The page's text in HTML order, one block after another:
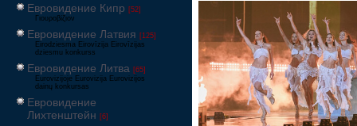
Евровидение Кипр [52]
Γιουροβίζιον
Евровидение Латвия [125]
Eirodziesma Eirovīzija Eirovīzijas
dziesmu konkurss
Евровидение Литва [65]
Eurovizijoje Eurovizija Eurovizijos
dainų konkursas
Евровидение
Лихтенштейн [6]